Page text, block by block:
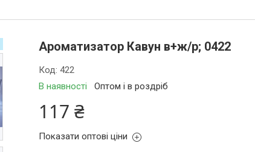
Ароматизатор Кавун в+ж/р; 0422
В наявності Оптом і в роздріб
Код:422
117 ₴
Показати оптові ціни